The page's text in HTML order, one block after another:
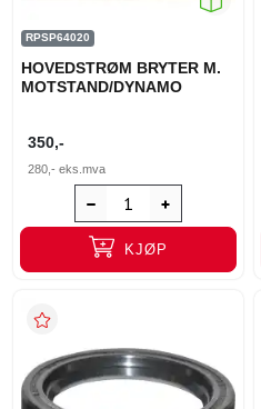
RPSP64020
HOVEDSTRØM BRYTER M.
MOTSTAND/DYNAMO
350,-
280,- eks.mva
KJØP